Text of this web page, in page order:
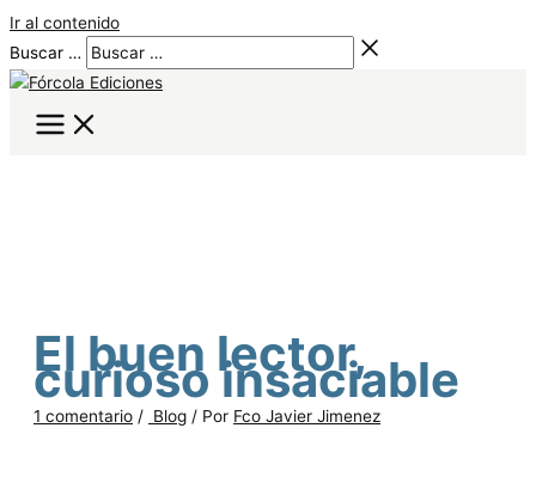
Ir al contenido
Buscar …
El buen lector,
curioso insaciable
1 comentario / Blog / Por Fco Javier Jimenez